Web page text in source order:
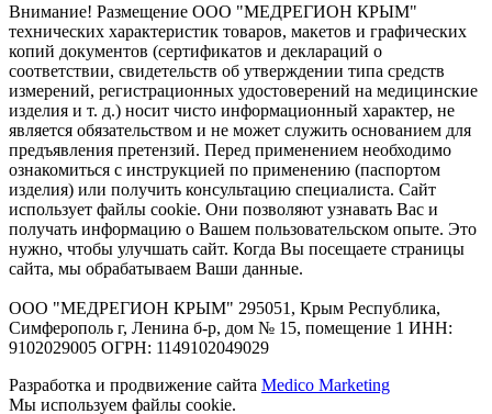
Внимание! Размещение ООО "МЕДРЕГИОН КРЫМ"
технических характеристик товаров, макетов и графических
копий документов (сертификатов и деклараций о
соответствии, свидетельств об утверждении типа средств
измерений, регистрационных удостоверений на медицинские
изделия и т. д.) носит чисто информационный характер, не
является обязательством и не может служить основанием для
предъявления претензий. Перед применением необходимо
ознакомиться с инструкцией по применению (паспортом
изделия) или получить консультацию специалиста. Сайт
использует файлы cookie. Они позволяют узнавать Вас и
получать информацию о Вашем пользовательском опыте. Это
нужно, чтобы улучшать сайт. Когда Вы посещаете страницы
сайта, мы обрабатываем Ваши данные.
ООО "МЕДРЕГИОН КРЫМ" 295051, Крым Республика,
Симферополь г, Ленина б-р, дом № 15, помещение 1 ИНН:
9102029005 ОГРН: 1149102049029
Разработка и продвижение сайта Medico Marketing
Мы используем файлы cookie.